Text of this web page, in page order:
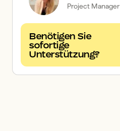
Project Manager
Benötigen Sie
sofortige
Unterstützung?